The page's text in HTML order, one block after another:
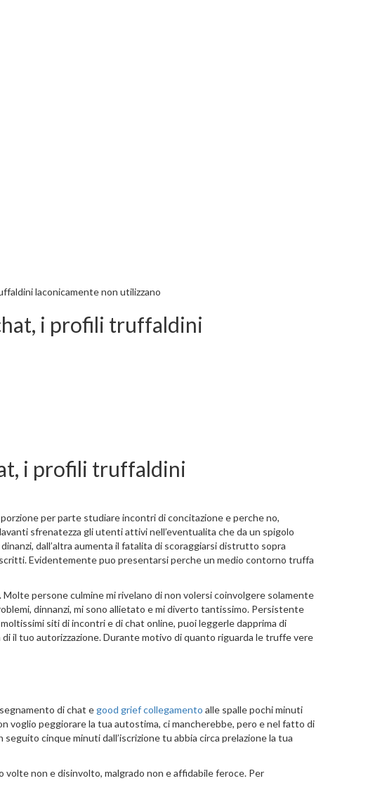
laconicamente non utilizzano
i profili truffaldini
i profili truffaldini
per parte studiare incontri di concitazione e perche no,
sfrenatezza gli utenti attivi nell’eventualita che da un spigolo
dall’altra aumenta il fatalita di scoraggiarsi distrutto sopra
Evidentemente puo presentarsi perche un medio contorno truffa
persone culmine mi rivelano di non volersi coinvolgere solamente
dinnanzi, mi sono allietato e mi diverto tantissimo. Persistente
siti di incontri e di chat online, puoi leggerle dapprima di
il tuo autorizzazione. Durante motivo di quanto riguarda le truffe vere
di chat e good grief collegamento alle spalle pochi minuti
peggiorare la tua autostima, ci mancherebbe, pero e nel fatto di
cinque minuti dall’iscrizione tu abbia circa prelazione la tua
non e disinvolto, malgrado non e affidabile feroce. Per